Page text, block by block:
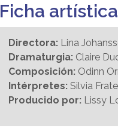
Ficha artística
Directora: Lina
Dramaturgia: Claire
Composición: Odinn
Intérpretes: Silvia
Producido por: Lissy